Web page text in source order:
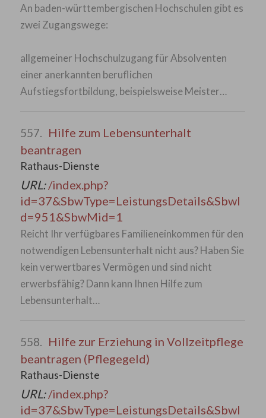
An baden-württembergischen Hochschulen gibt es
zwei Zugangswege:
allgemeiner Hochschulzugang für Absolventen
einer anerkannten beruflichen
Aufstiegsfortbildung, beispielsweise Meister…
557. Hilfe zum Lebensunterhalt
beantragen
Rathaus-Dienste
URL:/index.php?
id=37&SbwType=LeistungsDetails&SbwI
d=951&SbwMid=1
Reicht Ihr verfügbares Familieneinkommen für den
notwendigen Lebensunterhalt nicht aus? Haben Sie
kein verwertbares Vermögen und sind nicht
erwerbsfähig? Dann kann Ihnen Hilfe zum
Lebensunterhalt…
558. Hilfe zur Erziehung in Vollzeitpflege
beantragen (Pflegegeld)
Rathaus-Dienste
URL:/index.php?
id=37&SbwType=LeistungsDetails&SbwI